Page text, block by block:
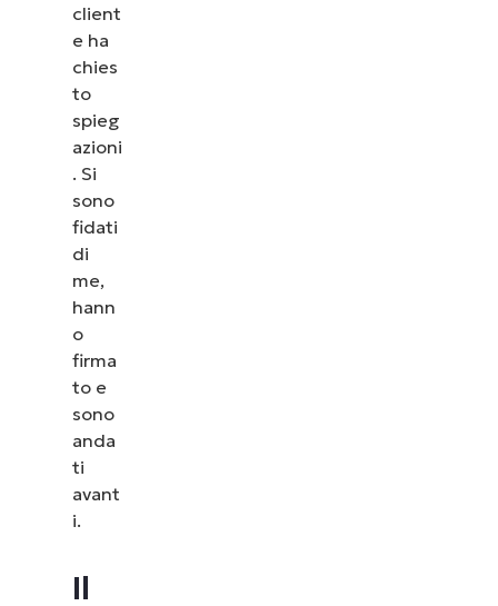
client
e ha
chies
to
spieg
azioni
. Si
sono
fidati
di
me,
hann
o
firma
to e
sono
anda
ti
avant
i.
Il